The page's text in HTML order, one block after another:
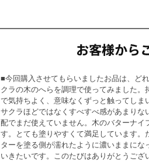
■今回購入させてもらいましたお品は、ど
クラの木のへらを調理で使ってみました
で気持ちよく、意味なくずっと触ってし
サクラほどではなくすべすべ感があまり
配でまだ使えていません。木のバターナイ
す。とても塗りやすくて満足しています
ターを塗る側が濡れたように濃いままに
いきたいです。このたびはありがとうござ